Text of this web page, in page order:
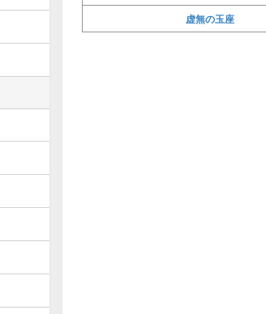
虚無の玉座